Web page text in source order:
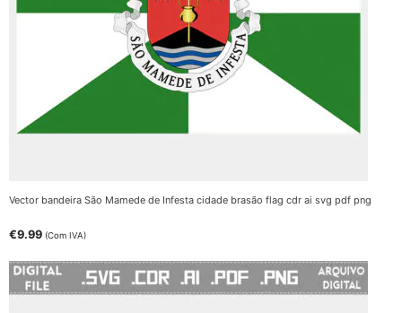
Vector bandeira São Mamede de Infesta cidade brasão flag cdr ai svg pdf png
€9.99 (Com IVA)